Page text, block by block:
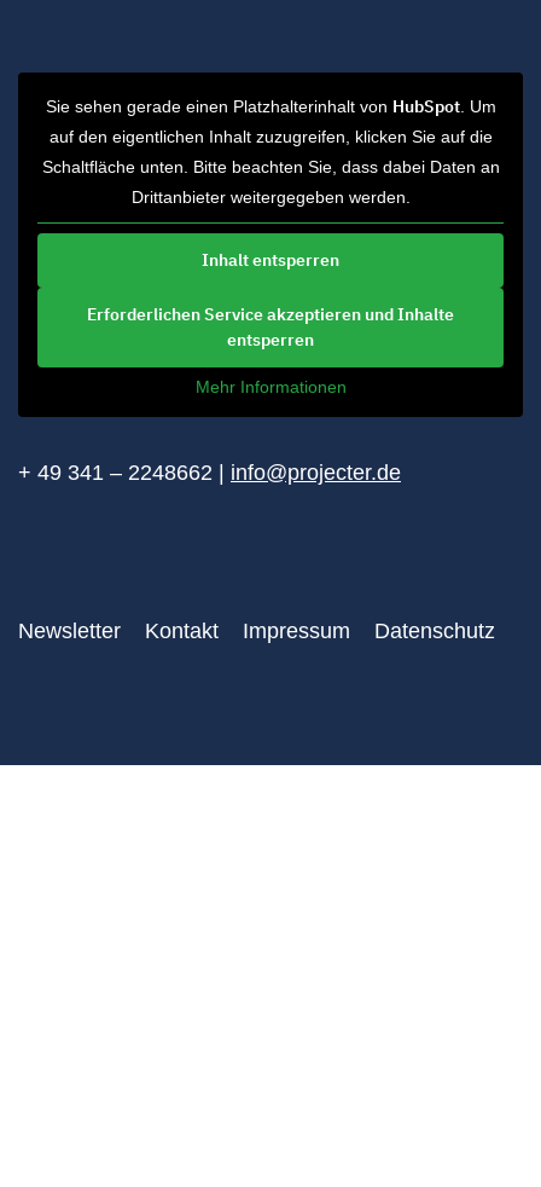
Sie sehen gerade einen Platzhalterinhalt von HubSpot. Um
auf den eigentlichen Inhalt zuzugreifen, klicken Sie auf die
Schaltfläche unten. Bitte beachten Sie, dass dabei Daten an
Drittanbieter weitergegeben werden.
Inhalt entsperren
Erforderlichen Service akzeptieren und Inhalte
entsperren
Mehr Informationen
+ 49 341 – 2248662 | info@projecter.de
Newsletter Kontakt Impressum Datenschutz